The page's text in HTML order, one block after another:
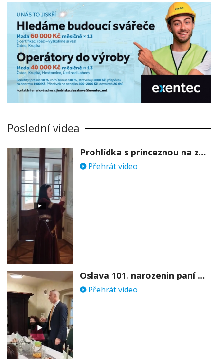
Poslední videa
Prohlídka s princeznou na zámku Stekník
Přehrát video
Oslava 101. narozenin paní Věry Skořepové
Přehrát video